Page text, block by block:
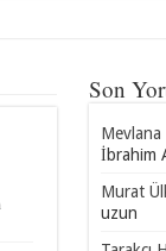
Son
Mevlana
İbrahim
Murat
uzun